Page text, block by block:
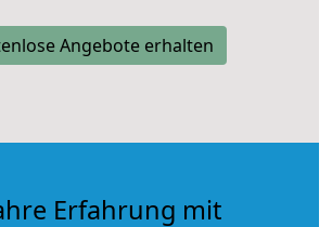
Angebote erhalten
Erfahrung mit